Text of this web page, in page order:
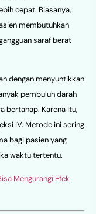
cepat. Biasanya,
membutuhkan
saraf berat
dengan menyuntikkan
pembuluh darah
bertahap. Karena itu,
IV. Metode ini sering
bagi pasien yang
waktu tertentu.
Mengurangi Efek